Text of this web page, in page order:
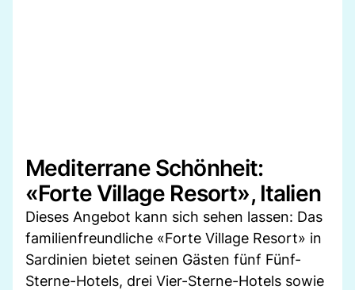
Mediterrane Schönheit:
«Forte Village Resort», Italien
Dieses Angebot kann sich sehen lassen: Das
familienfreundliche «Forte Village Resort» in
Sardinien bietet seinen Gästen fünf Fünf-
Sterne-Hotels, drei Vier-Sterne-Hotels sowie